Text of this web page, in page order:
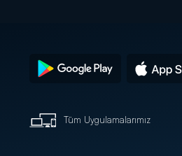
Tüm Uygulamalarımız